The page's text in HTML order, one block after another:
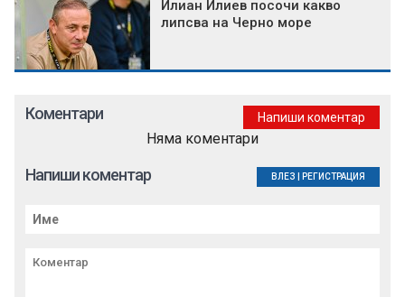
Илиан Илиев посочи какво
липсва на Черно море
Коментари Напиши коментар
Няма коментари
Напиши коментар ВЛЕЗ РЕГИСТРАЦИЯ